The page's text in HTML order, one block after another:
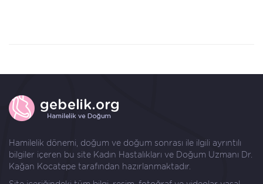
Hamilelik dönemi, doğum ve doğum sonrası ile ilgili ayrıntılı
bilgiler içeren bu site Kadın Hastalıkları ve Doğum Uzmanı Dr.
Kağan Kocatepe tarafından hazırlanmaktadır.